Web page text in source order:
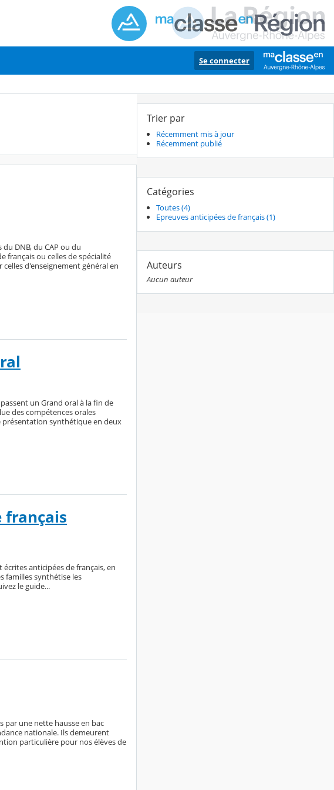
Se connecter
DNB, du CAP ou du
français ou celles de spécialité
d'enseignement général en
un Grand oral à la fin de
des compétences orales
présentation synthétique en deux
français
anticipées de français, en
familles synthétise les
le guide...
par une nette hausse en bac
nationale. Ils demeurent
particulière pour nos élèves de
Trier par
Récemment mis à jour
Récemment publié
Catégories
Toutes (4)
Epreuves anticipées de français (1)
Auteurs
Aucun auteur